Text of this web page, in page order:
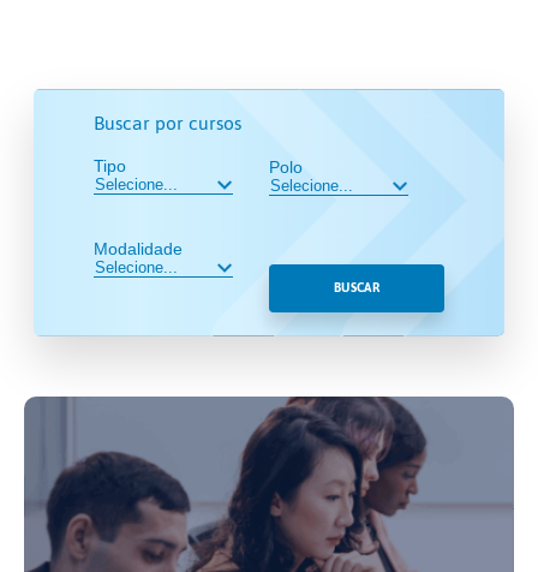
Buscar por cursos
Tipo
Modalidade
Polo
BUSCAR